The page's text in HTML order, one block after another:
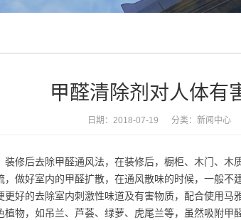
甲醛清除剂对人体有
日期：2018-07-19 分类： 新闻中心
装修后去除甲醛通风法，在装修后，橱柜、木门、木
做好室内的甲醛扩散，在通风散味的时候，一般不
好的去除室内刺激性味道及有害物质，配合使用马
物，如吊兰、芦荟、绿萝、虎尾兰等，虽然吸附甲